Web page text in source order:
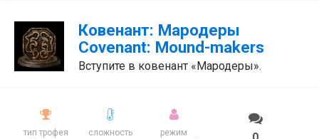
Ковенант: Мародеры
Covenant: Mound-makers
Вступите в ковенант «Мародеры».
тип трофея
сложность
режим